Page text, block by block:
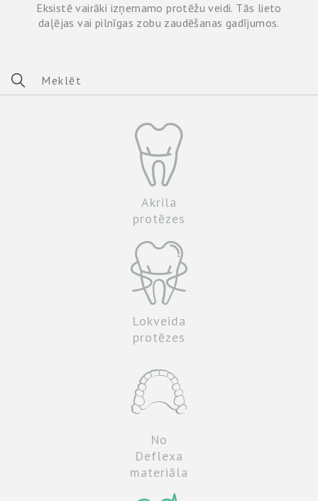
Eksistē vairāki izņemamo protēžu veidi. Tās lieto
daļējas vai pilnīgas zobu zaudēšanas gadījumos.
Akrila
protēzes
Lokveida
protēzes
No
Deflexa
materiāla